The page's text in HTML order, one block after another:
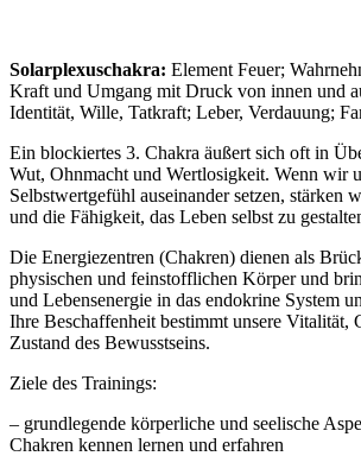
Solarplexuschakra: Element Feuer;
Kraft und Umgang mit Druck von innen und
Identität, Wille, Tatkraft; Leber, Verdauung;
Ein blockiertes 3. Chakra äußert sich oft in
Wut, Ohnmacht und Wertlosigkeit. Wenn wir
Selbstwertgefühl auseinander setzen, stärken
und die Fähigkeit, das Leben selbst zu
Die Energiezentren (Chakren) dienen als
physischen und feinstofflichen Körper und
und Lebensenergie in das endokrine System
Ihre Beschaffenheit bestimmt unsere Vitalität,
Zustand des Bewusstseins.
Ziele des Trainings:
– grundlegende körperliche und seelische
Chakren kennen lernen und erfahren